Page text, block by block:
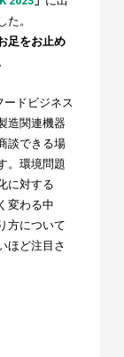
。
足をお止め
ードビジネス
造関連機器
談できる場
。環境問題
に対する
変わる中
方について
ほど注目さ